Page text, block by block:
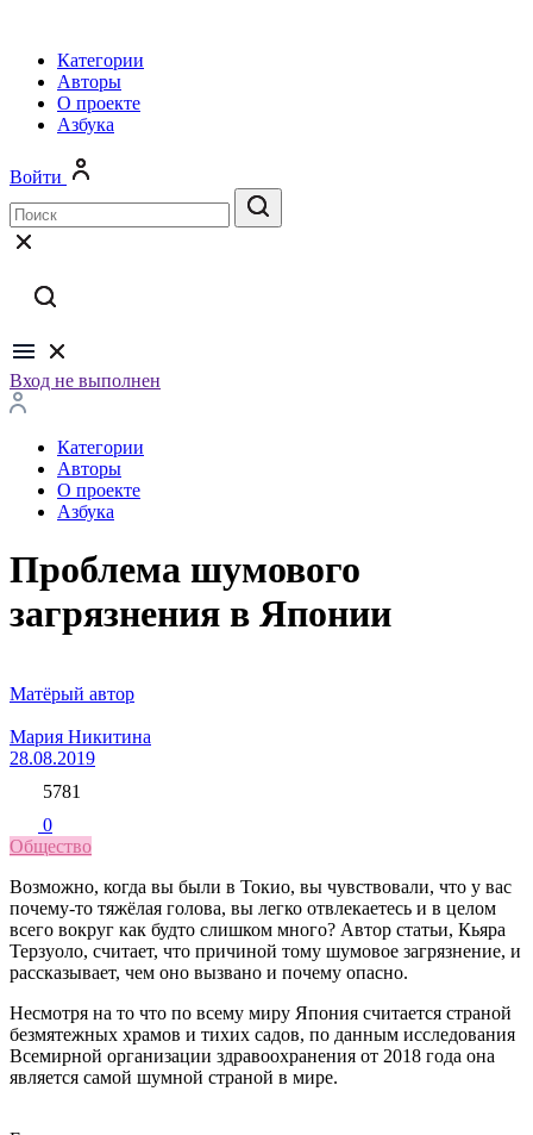
Категории
Авторы
О проекте
Азбука
Войти
Вход не выполнен
Категории
Авторы
О проекте
Азбука
Проблема шумового
загрязнения в Японии
Матёрый автор
Мария Никитина
28.08.2019
5781
0
Общество
Возможно, когда вы были в Токио, вы чувствовали, что у вас
почему-то тяжёлая голова, вы легко отвлекаетесь и в целом
всего вокруг как будто слишком много? Автор статьи, Кьяра
Терзуоло, считает, что причиной тому шумовое загрязнение, и
рассказывает, чем оно вызвано и почему опасно.
Несмотря на то что по всему миру Япония считается страной
безмятежных храмов и тихих садов, по данным исследования
Всемирной организации здравоохранения от 2018 года она
является самой шумной страной в мире.